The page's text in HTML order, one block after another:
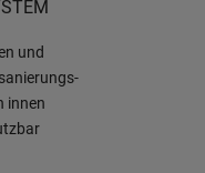
und
innen